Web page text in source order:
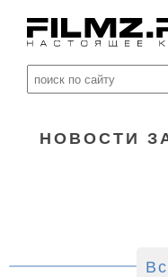
НОВОСТИ